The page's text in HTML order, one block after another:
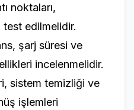
noktaları,
edilmelidir.
şarj süresi ve
incelenmelidir.
sistem temizliği ve
işlemleri